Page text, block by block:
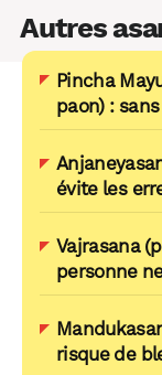
Autres
Pincha
paon) :
évite les
Vajrasana
personne
risque de